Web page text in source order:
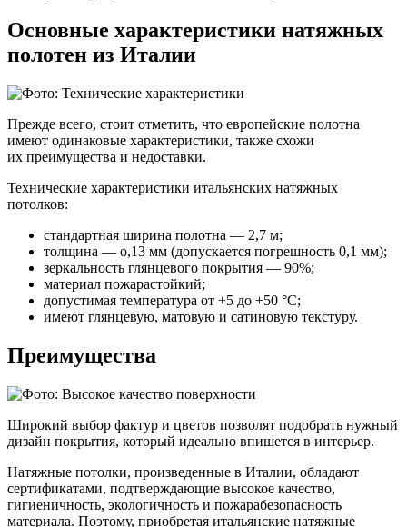
Основные характеристики натяжных
полотен из Италии
Прежде всего, стоит отметить, что европейские полотна
имеют одинаковые характеристики, также схожи
их преимущества и недоставки.
Технические характеристики итальянских натяжных
потолков:
стандартная ширина полотна — 2,7 м;
толщина — о,13 мм (допускается погрешность 0,1 мм);
зеркальность глянцевого покрытия — 90%;
материал пожарастойкий;
допустимая температура от +5 до +50 °C;
имеют глянцевую, матовую и сатиновую текстуру.
Преимущества
Широкий выбор фактур и цветов позволят подобрать нужный
дизайн покрытия, который идеально впишется в интерьер.
Натяжные потолки, произведенные в Италии, обладают
сертификатами, подтверждающие высокое качество,
гигиеничность, экологичность и пожарабезопасность
материала. Поэтому, приобретая итальянские натяжные